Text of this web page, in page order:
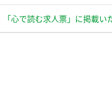
「心で読む求人票」に掲載い